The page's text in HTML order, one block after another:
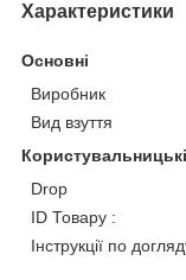
Характеристики
Основні
Виробник
Вид взуття
Drop
ID Товару :
Інструкції по